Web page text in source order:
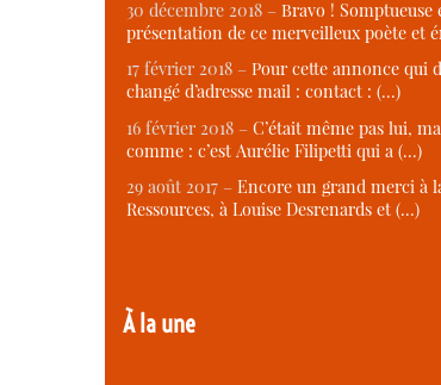
30 décembre 2018 – Bravo ! Somptueuse
présentation de ce merveilleux poète et
17 février 2018 – Pour cette annonce qui
changé d’adresse mail : contact : (…)
16 février 2018 – C’était même pas lui,
comme : c’est Aurélie Filipetti qui a (…)
29 août 2017 – Encore un grand merci à
Ressources, à Louise Desrenards et (…)
À la une